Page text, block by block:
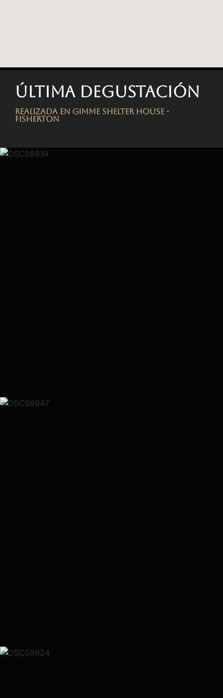
Última degustación
Realizada en Gimme Shelter House -
FISHERTON